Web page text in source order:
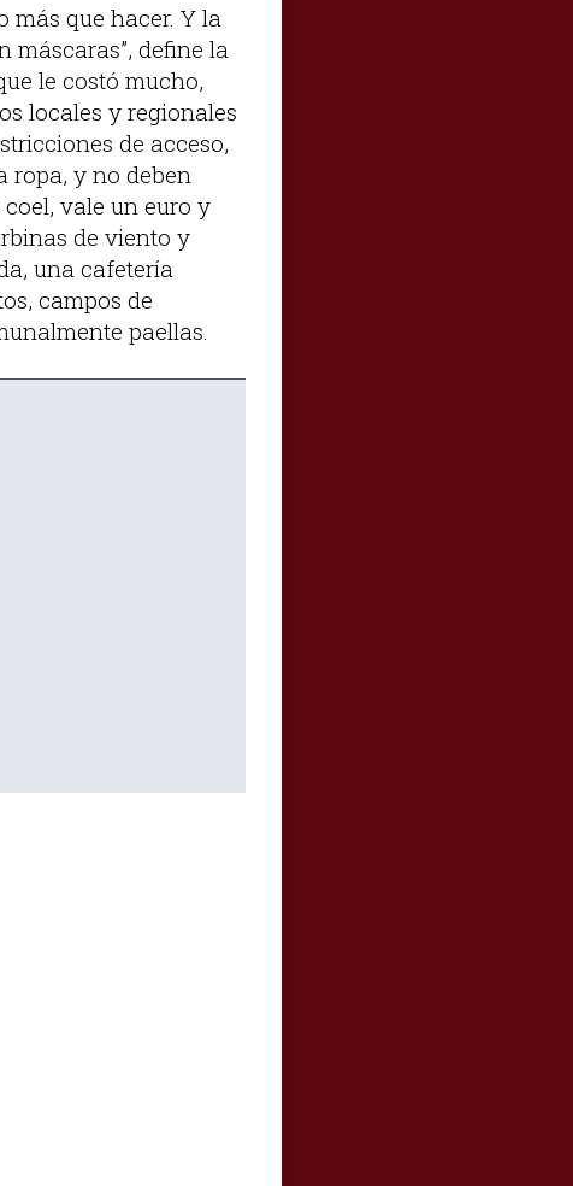
más que hacer. Y la
máscaras”, define la
le costó mucho,
locales y regionales
de acceso,
ropa, y no deben
vale un euro y
de viento y
una cafetería
campos de
paellas.